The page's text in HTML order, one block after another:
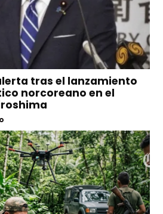
tras el lanzamiento
norcoreano en el